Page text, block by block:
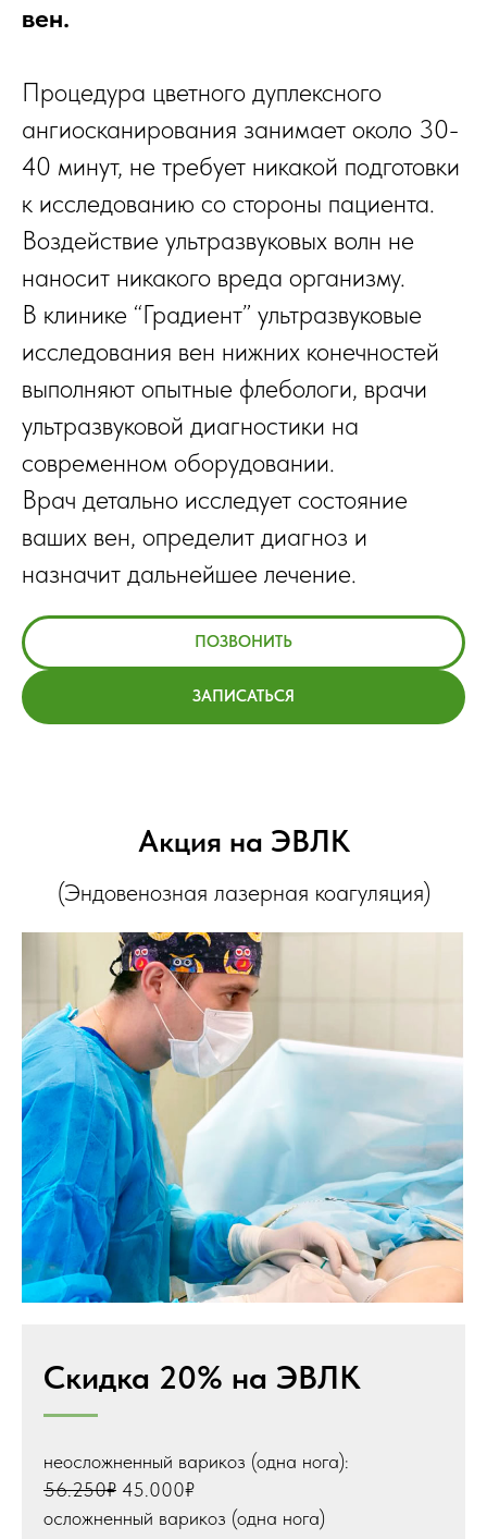
вен.
Процедура цветного дуплексного
ангиосканирования занимает около 30-
40 минут, не требует никакой подготовки
к исследованию со стороны пациента.
Воздействие ультразвуковых волн не
наносит никакого вреда организму.
В клинике “Градиент” ультразвуковые
исследования вен нижних конечностей
выполняют опытные флебологи, врачи
ультразвуковой диагностики на
современном оборудовании.
Врач детально исследует состояние
ваших вен, определит диагноз и
назначит дальнейшее лечение.
ПОЗВОНИТЬ
ЗАПИСАТЬСЯ
Акция на ЭВЛК
(Эндовенозная лазерная коагуляция)
Скидка 20% на ЭВЛК
неосложненный варикоз (одна нога):
56.250₽ 45.000₽
осложненный варикоз (одна нога)